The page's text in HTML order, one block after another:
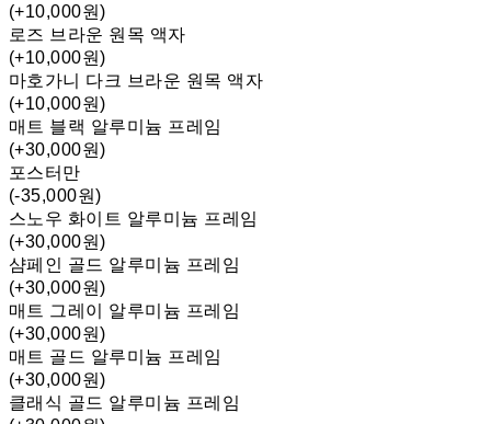
(+10,000원)
로즈 브라운 원목 액자
(+10,000원)
마호가니 다크 브라운 원목 액자
(+10,000원)
매트 블랙 알루미늄 프레임
(+30,000원)
포스터만
(-35,000원)
스노우 화이트 알루미늄 프레임
(+30,000원)
샴페인 골드 알루미늄 프레임
(+30,000원)
매트 그레이 알루미늄 프레임
(+30,000원)
매트 골드 알루미늄 프레임
(+30,000원)
클래식 골드 알루미늄 프레임